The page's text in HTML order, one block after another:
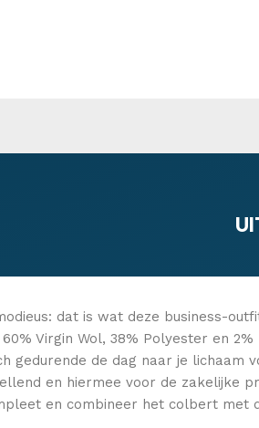
dat is wat deze business-
Virgin Wol, 38% Polyester en
gedurende de dag naar je
en hiermee voor de zakelijke
en combineer het colbert met